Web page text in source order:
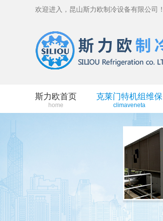
欢迎进入，昆山斯力欧制冷设备有限公司！
斯力欧首页
home
克莱门特机组维保
climaveneta